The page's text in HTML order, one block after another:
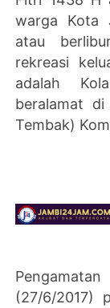
warga Kota
atau
rekreasi
adalah
beralamat
Tembak)
(27/6/2017)